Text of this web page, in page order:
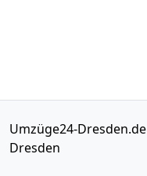
Umzüge24-Dresden.de
Dresden